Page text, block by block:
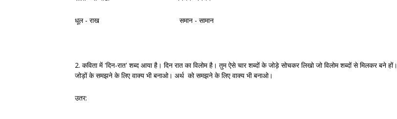
धूल - राख समान - सामान
2. कविता में 'दिन-रात' शब्द आया है। दिन रात का विलोम है। तुम ऐसे चार शब्दों के जोड़े सोचकर लिखो जो विलोम शब्दों से मिलकर बने हों।
जोड़ों के समझने के लिए वाक्य भी बनाओ। अर्थ को समझने के लिए वाक्य भी बनाओ।
उतर: